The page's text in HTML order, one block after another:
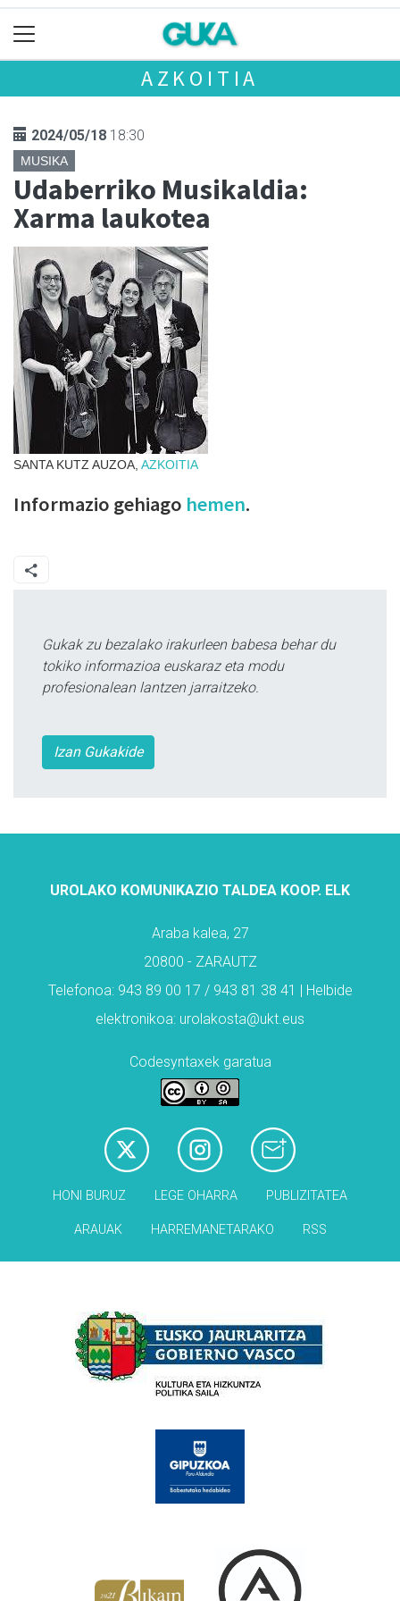
AZKOITIA
2024/05/18 18:30
MUSIKA
Udaberriko Musikaldia:
Xarma laukotea
SANTA KUTZ AUZOA, AZKOITIA
Informazio gehiago hemen.
Gukak zu bezalako irakurleen babesa behar du
tokiko informazioa euskaraz eta modu
profesionalean lantzen jarraitzeko.
Izan Gukakide
UROLAKO KOMUNIKAZIO TALDEA KOOP. ELK
Araba kalea, 27
20800 - ZARAUTZ
Telefonoa: 943 89 00 17 / 943 81 38 41 | Helbide
elektronikoa: urolakosta@ukt.eus
Codesyntaxek garatua
HONI BURUZ LEGE OHARRA PUBLIZITATEA
ARAUAK HARREMANETARAKO RSS